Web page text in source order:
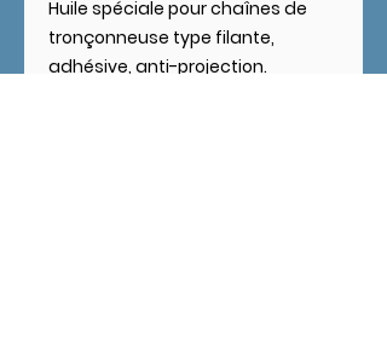
Huile spéciale pour chaînes de
tronçonneuse type filante,
adhésive, anti-projection.